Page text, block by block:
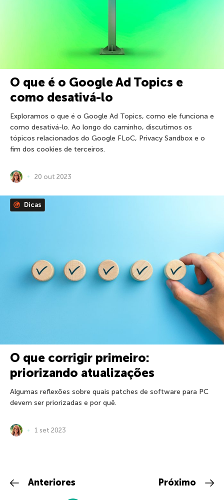
O que é o Google Ad Topics e
como desativá-lo
Exploramos o que é o Google Ad Topics, como ele funciona e
como desativá-lo. Ao longo do caminho, discutimos os
tópicos relacionados do Google FLoC, Privacy Sandbox e o
fim dos cookies de terceiros.
20 out 2023
Dicas
O que corrigir primeiro:
priorizando atualizações
Algumas reflexões sobre quais patches de software para PC
devem ser priorizadas e por quê.
1 set 2023
Anteriores Próximo